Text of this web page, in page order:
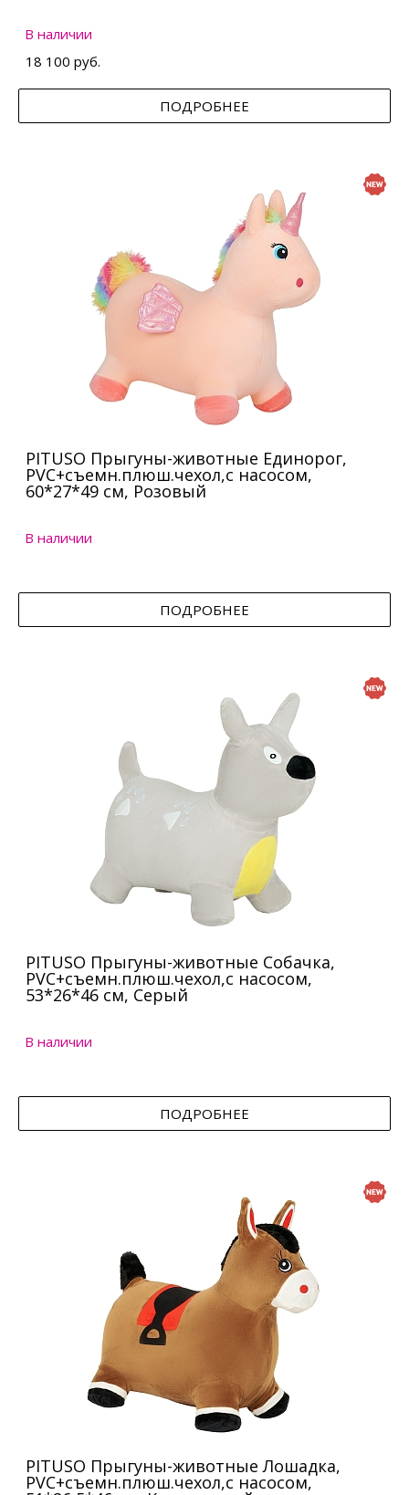
В наличии
18 100 руб.
ПОДРОБНЕЕ
PITUSO Прыгуны-животные Единорог,
PVC+съемн.плюш.чехол,с насосом,
60*27*49 см, Розовый
В наличии
ПОДРОБНЕЕ
PITUSO Прыгуны-животные Собачка,
PVC+съемн.плюш.чехол,с насосом,
53*26*46 см, Серый
В наличии
ПОДРОБНЕЕ
PITUSO Прыгуны-животные Лошадка,
PVC+съемн.плюш.чехол,с насосом,